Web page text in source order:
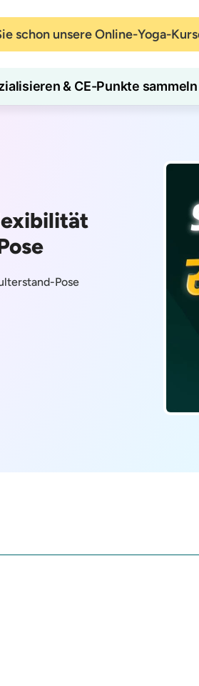
schon unsere Online-Yoga-
& CE-Punkte sammeln
Pose